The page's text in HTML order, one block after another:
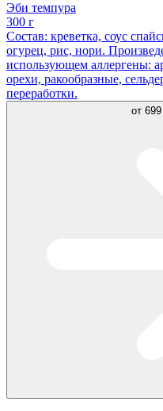
Эби темпура
300 г
Состав: креветка, соус
огурец, рис, нори.
использующем аллергены:
орехи, ракообразные,
переработки.
от